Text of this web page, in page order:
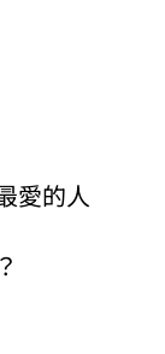
愛的人